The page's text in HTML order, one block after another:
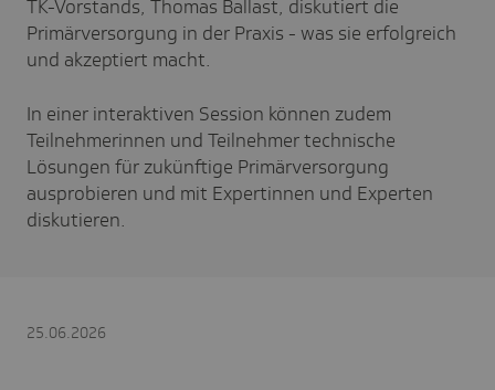
TK-Vorstands, Thomas Ballast, diskutiert die
Primärversorgung in der Praxis - was sie erfolgreich
und akzeptiert macht.
In einer interaktiven Session können zudem
Teilnehmerinnen und Teilnehmer technische
Lösungen für zukünftige Primärversorgung
ausprobieren und mit Expertinnen und Experten
diskutieren.
25.06.2026